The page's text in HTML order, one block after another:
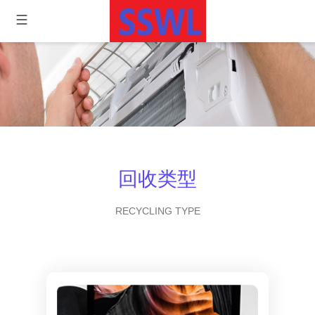
回收类型
RECYCLING TYPE